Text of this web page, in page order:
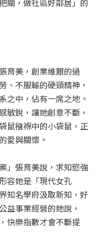
育美，創業維艱的過
、不服輸的硬頸精神，
之中，佔有一席之地。
敏銳，讓她創意不斷，
鼠襁褓中的小袋鼠，正
愛與關懷。
」張育美說，求知慾強
容她是「現代女孔
知名學府汲取新知，好
益事業經營的她說，
快樂指數才會不斷提